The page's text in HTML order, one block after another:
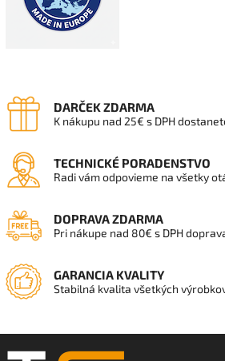
DARČEK ZDARMA
K nákupu nad 25€ s DPH
TECHNICKÉ PORADENSTVO
Radi vám odpovieme na všetky
DOPRAVA ZDARMA
Pri nákupe nad 80€ s DPH
GARANCIA KVALITY
Stabilná kvalita všetkých